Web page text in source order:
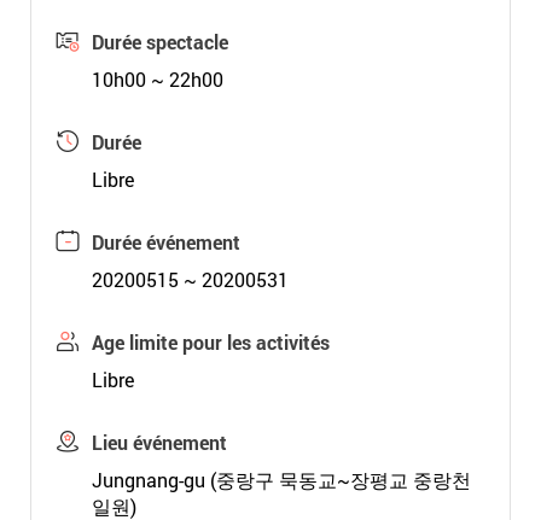
Durée spectacle
10h00 ~ 22h00
Durée
Libre
Durée événement
20200515 ~ 20200531
Age limite pour les activités
Libre
Lieu événement
Jungnang-gu (중랑구 묵동교~장평교 중랑천
일원)